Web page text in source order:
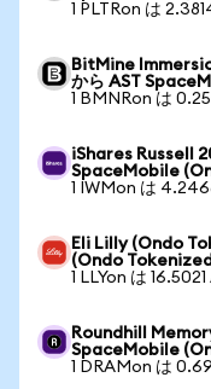
1 PLTRon は
BitMine
から AST
1 BMNRon は
iShares Russell
SpaceMobile
1 IWMon は
Eli Lilly (Ondo
(Ondo
1 LLYon は
Roundhill
SpaceMobile
1 DRAMon は